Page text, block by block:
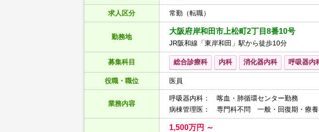
求人区分 常勤（転職）
勤務地
大阪府岸和田市上松町2丁目8番10号
JR阪和線「東岸和田」駅から徒歩10分
募集科目 総合診療科 内科 消化器内科 呼吸器内
役職・職位 医員
業務内容
呼吸器内科： 喀血・肺循環センター勤務
病棟管理医： 専門科不問 一般・回復期・療養
1,500万円 ～